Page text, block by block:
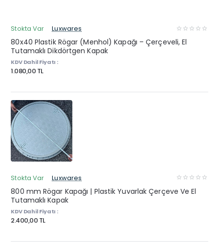
Stokta Var Luxwares
80x40 Plastik Rögar (Menhol) Kapağı – Çerçeveli, El
Tutamaklı Dikdörtgen Kapak
KDV Dahil Fiyatı :
1.080,00 TL
Stokta Var Luxwares
800 mm Rögar Kapağı | Plastik Yuvarlak Çerçeve Ve El
Tutamaklı Kapak
KDV Dahil Fiyatı :
2.400,00 TL